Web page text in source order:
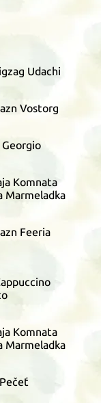
Udachi
Vostorg
Komnata
Marmeladka
Feeria
Komnata
Marmeladka